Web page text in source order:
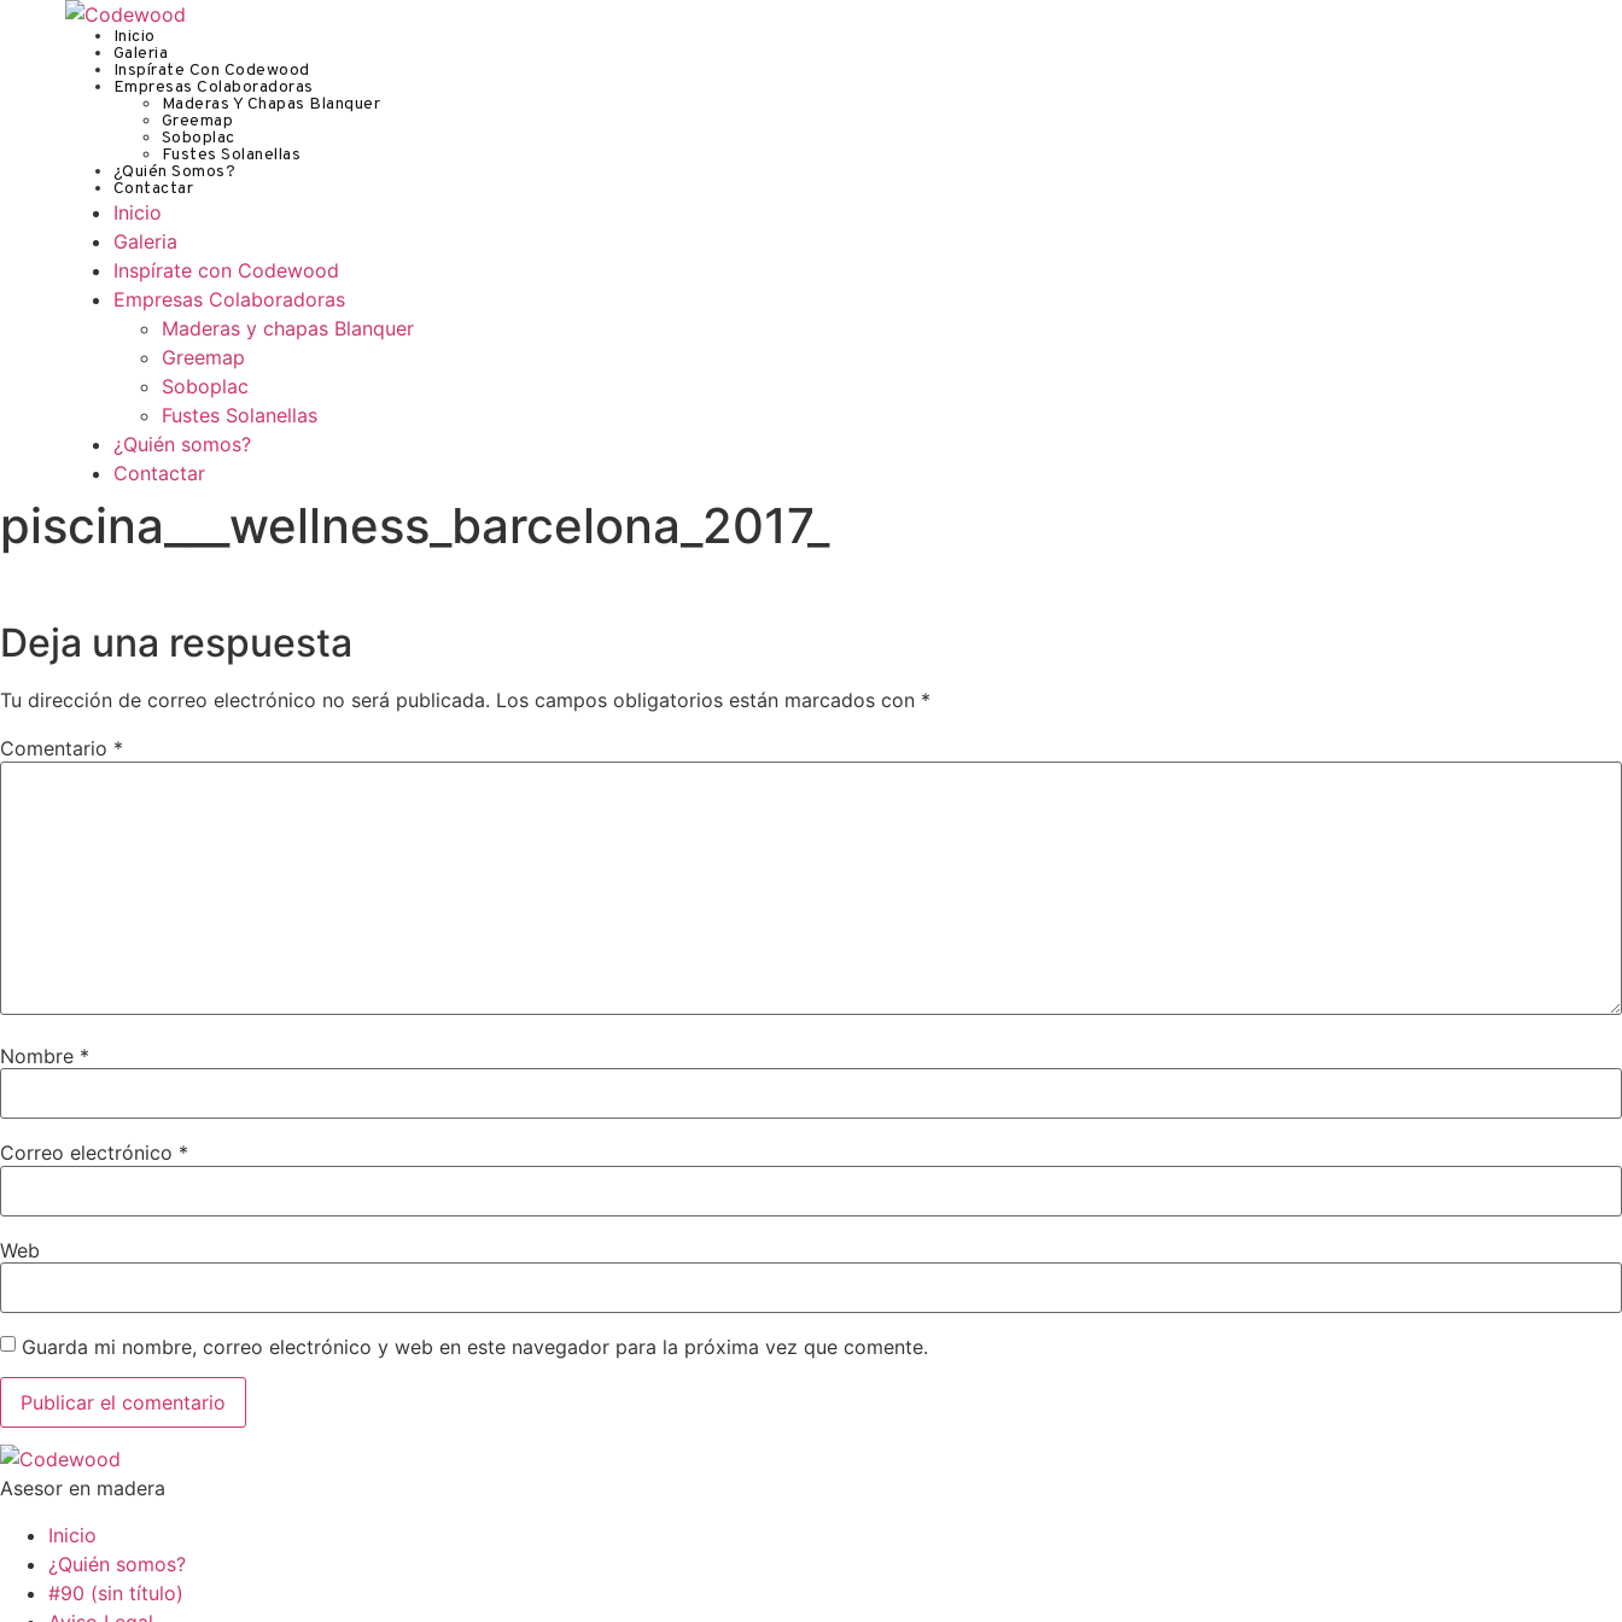
Inicio
Galeria
Inspírate Con Codewood
Empresas Colaboradoras
Maderas Y Chapas Blanquer
Greemap
Soboplac
Fustes Solanellas
¿Quién Somos?
Contactar
Inicio
Galeria
Inspírate con Codewood
Empresas Colaboradoras
Maderas y chapas Blanquer
Greemap
Soboplac
Fustes Solanellas
¿Quién somos?
Contactar
piscina___wellness_barcelona_2017_
Deja una respuesta
Tu dirección de correo electrónico no será publicada. Los campos obligatorios están marcados con *
Comentario *
Nombre *
Correo electrónico *
Web
Guarda mi nombre, correo electrónico y web en este navegador para la próxima vez que comente.
Asesor en madera
Inicio
¿Quién somos?
#90 (sin título)